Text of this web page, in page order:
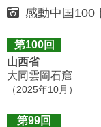
感動中国100
第100回
山西省
大同雲岡石窟
（2025年10月）
第99回